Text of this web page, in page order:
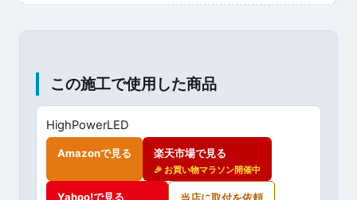
この施工で使用した商品
HighPowerLED
Amazonで見る 楽天市場で見る
🎉 お買い物マラソン開催中
Yahoo!で見る 当店に取付を依頼